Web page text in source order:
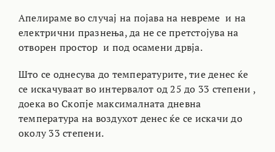
Апелираме во случај на појава на невреме и на
електрични празнења, да не се претстојува на
отворен простор и под осамени дрвја.
Што се однесува до температурите, тие денес ќе
се искачуваат во интервалот од 25 до 33 степени ,
доека во Скопје максималната дневна
температура на воздухот денес ќе се искачи до
околу 33 степени.